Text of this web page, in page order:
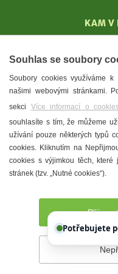
KAM V
T.
Městské
Prohlášení o
Souhlas se soubory
Soubory cookies využíváme
našimi webovými stránkami.
sekci Více informací o
souhlasíte s tím, že můžeme
užívání pouze některých typů
cookies. Kliknutím na
cookies s výjimkou těch, které
stránek (tzv. „Nutné cookies“).
Potřebujete
Chetty